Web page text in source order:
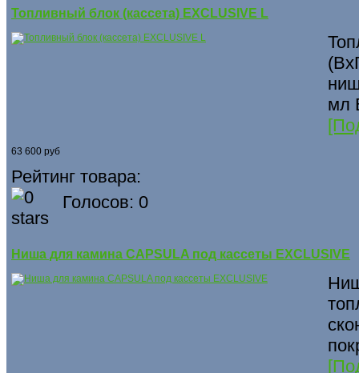
Топливный блок (кассета) EXCLUSIVE L
мл
63 600 руб
Рейтинг товара:
Голосов: 0
Ниша для камина CAPSULA под кассеты EXCLUSIVE